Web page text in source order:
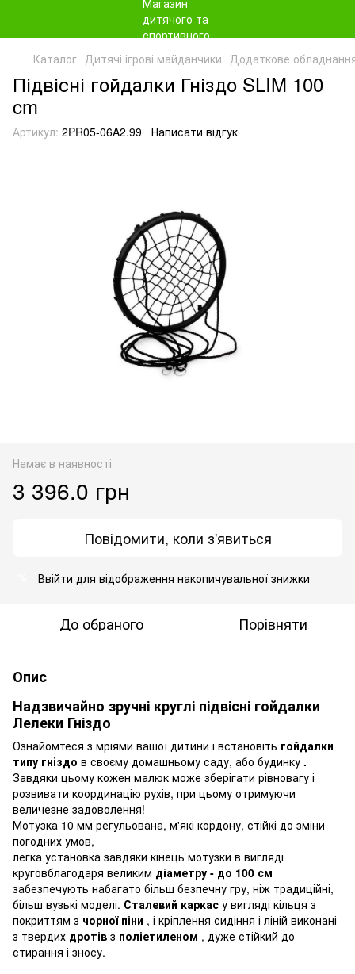
Каталог Дитячі ігрові майданчики Додаткове
Підвісні гойдалки Гніздо SLIM 100
cm
Артикул: 2PR05-06A2.99 Написати відгук
Немає в наявності
3 396.0 грн
Повідомити, коли з'явиться
Ввійти для відображення накопичувальної знижки
До обраного Порівняти
Опис
Надзвичайно зручні круглі підвісні гойдалки
Лелеки Гніздо
Ознайомтеся з мріями вашої дитини і встановіть гойдалки
типу гніздо в своєму домашньому саду, або будинку .
Завдяки цьому кожен малюк може зберігати рівновагу і
розвивати координацію рухів, при цьому отримуючи
величезне задоволення!
Мотузка 10 мм регульована, м'які кордону, стійкі до зміни
погодних умов,
легка установка завдяки кінець мотузки в вигляді
круговблагодаря великим діаметру - до 100 см
забезпечують набагато більш безпечну гру, ніж традиційні,
більш вузькі моделі. Сталевий каркас у вигляді кільця з
покриттям з чорної піни , і кріплення сидіння і ліній виконані
з твердих дротів з поліетиленом , дуже стійкий до
стирання і зносу.